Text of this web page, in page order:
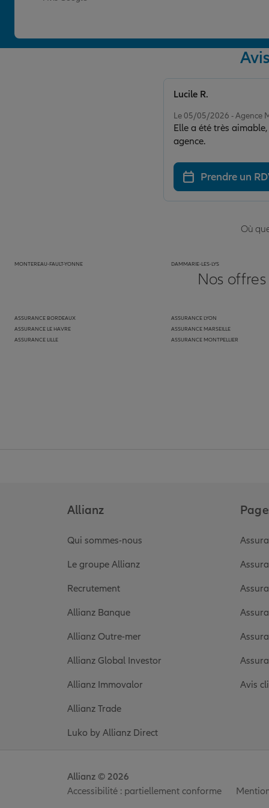
Le 05/05/2026 - Agence
Elle a été très
agence.
Lucile R.
Prendre un
Où
MONTEREAU-FAULT-YONNE DAMMARIE-LES-LYS
Nos
ASSURANCE BORDEAUX
ASSURANCE LE HAVRE
ASSURANCE LILLE
ASSURANCE LYON
ASSURANCE MARSEILLE
ASSURANCE MONTPELLIER
Allianz
Qui sommes-nous
Le groupe Allianz
Recrutement
Allianz Banque
Allianz Outre-mer
Allianz Global Investor
Allianz Immovalor
Allianz Trade
Luko by Allianz Direct
Avis
Accessibilité : partiellement conforme
Allianz © 2026